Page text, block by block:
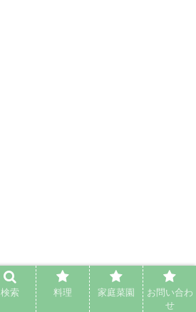
検索 料理 家庭菜園
お問い合わ
せ